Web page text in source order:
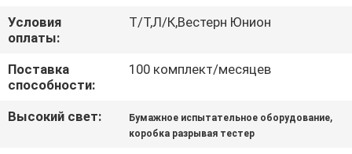
СПРОСИТЕ
ЦИТАТУ
VR
SHOW
Условия
оплаты:
Т/Т,Л/К,Вестерн Юнион
Поставка
способности:
100 комплект/месяцев
Высокий свет: Бумажное испытательное оборудование,
коробка разрывая тестер